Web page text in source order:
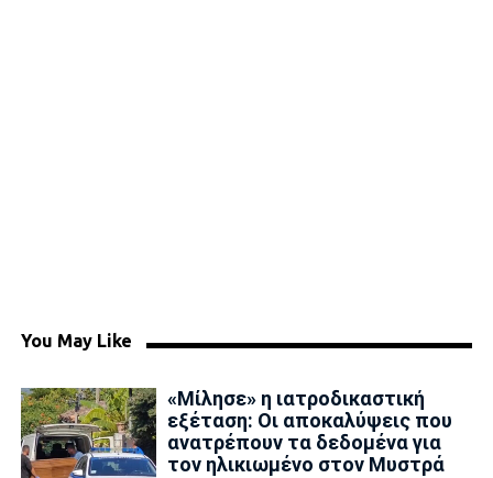
You May Like
«Μίλησε» η ιατροδικαστική
εξέταση: Οι αποκαλύψεις που
ανατρέπουν τα δεδομένα για
τον ηλικιωμένο στον Μυστρά